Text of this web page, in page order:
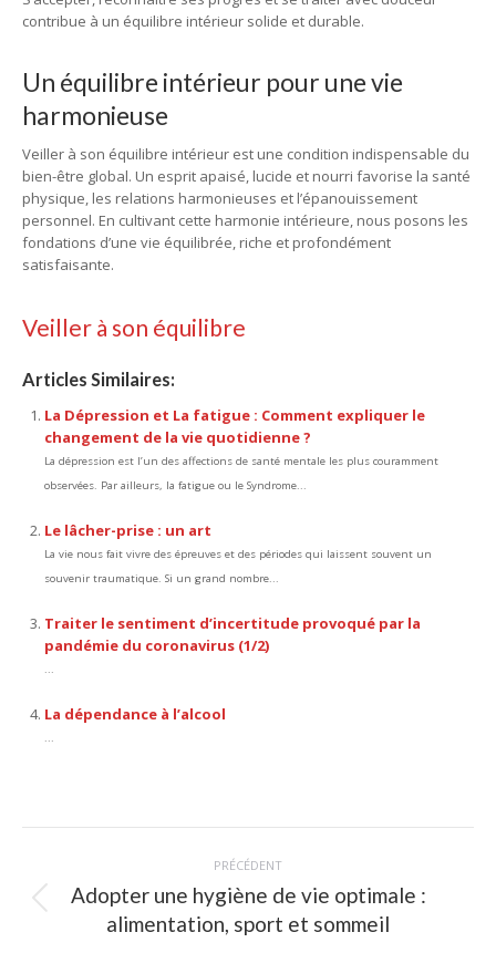
contribue à un équilibre intérieur solide et durable.
Un équilibre intérieur pour une vie
harmonieuse
Veiller à son équilibre intérieur est une condition indispensable du
bien-être global. Un esprit apaisé, lucide et nourri favorise la santé
physique, les relations harmonieuses et l’épanouissement
personnel. En cultivant cette harmonie intérieure, nous posons les
fondations d’une vie équilibrée, riche et profondément
satisfaisante.
Veiller à son équilibre
Articles Similaires:
La Dépression et La fatigue : Comment expliquer le
changement de la vie quotidienne ?
La dépression est l’un des affections de santé mentale les plus couramment
observées. Par ailleurs, la fatigue ou le Syndrome...
Le lâcher-prise : un art
La vie nous fait vivre des épreuves et des périodes qui laissent souvent un
souvenir traumatique. Si un grand nombre...
Traiter le sentiment d’incertitude provoqué par la
pandémie du coronavirus (1/2)
...
La dépendance à l’alcool
...
PRÉCÉDENT
Article
précédent
Adopter une hygiène de vie optimale :
alimentation, sport et sommeil